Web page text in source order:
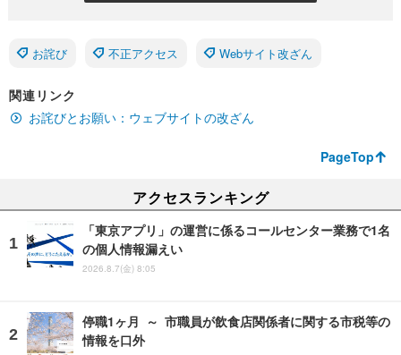
お詫び 不正アクセス Webサイト改ざん
関連リンク
お詫びとお願い：ウェブサイトの改ざん
PageTop
アクセスランキング
「東京アプリ」の運営に係るコールセンター業務で1名
の個人情報漏えい
2026.8.7(金) 8:05
停職1ヶ月 ～ 市職員が飲食店関係者に関する市税等の
情報を口外